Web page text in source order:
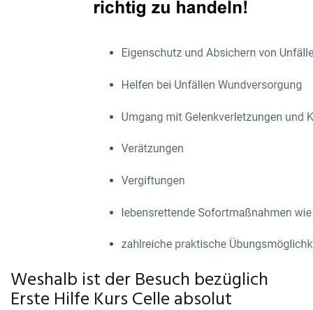
Weshalb ist der Besuch bezüglich
Erste Hilfe Kurs Celle absolut